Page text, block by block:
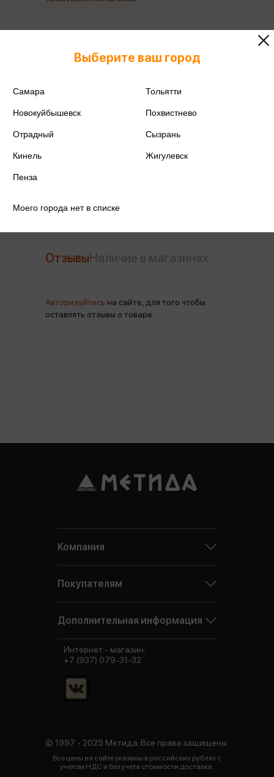
Отзывы
Авторизуйтесь на сайте, для того чтобы
оставлять отзывы о товаре.
Выберите ваш город
Самара Тольятти
Новокуйбышевск Похвистнево
Отрадный Сызрань
Кинель Жигулевск
Пенза
Моего города нет в списке
Компания
Покупателям
Дополнительная информация
© 1997 - 2025 Метида. Все права защищены.
Все цены на сайте указаны в российских рублях с
учетом НДС и без учета стоимости доставки.
Интернет - магазин:
+7 (937) 079-31-32